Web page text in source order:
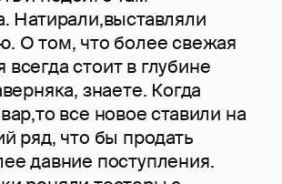
Натирали,выставляли
О том, что более свежая
стоит в глубине
знаете. Когда
все новое ставили на
ряд, что бы продать
давние поступления.